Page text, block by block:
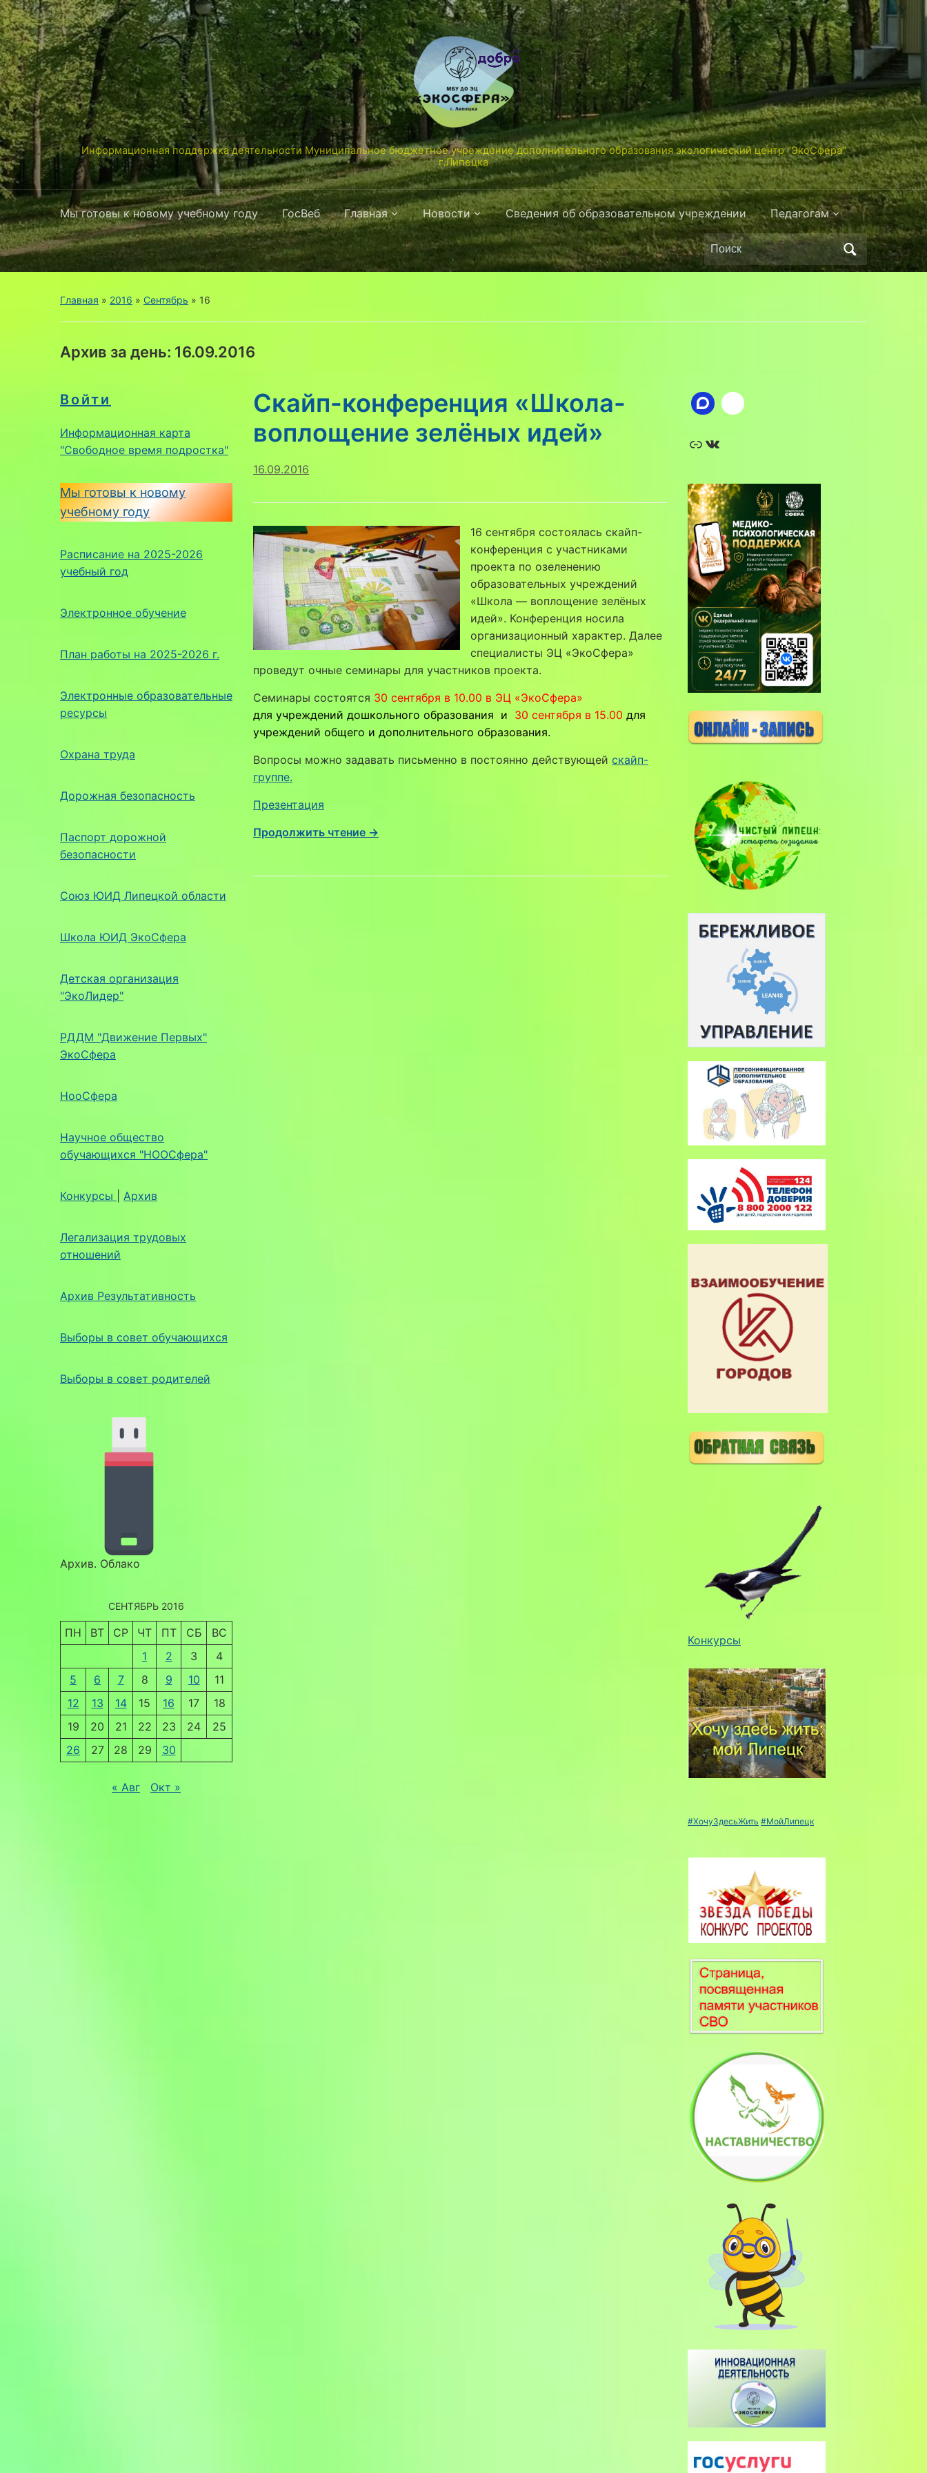
Информационная поддержка деятельности Муниципальное бюджетное учреждение дополнительного образования экологический центр "ЭкоСфера"
г.Липецка
Мы готовы к новому учебному году ГосВеб Главная Новости Сведения об образовательном учреждении Педагогам
Поиск
по:
Главная » 2016 » Сентябрь » 16
Архив за день: 16.09.2016
Войти
Информационная карта
"Свободное время подростка"
Мы готовы к новому
учебному году
Расписание на 2025-2026
учебный год
Электронное обучение
План работы на 2025-2026 г.
Электронные образовательные
ресурсы
Охрана труда
Дорожная безопасность
Паспорт дорожной
безопасности
Союз ЮИД Липецкой области
Школа ЮИД ЭкоСфера
Детская организация
"ЭкоЛидер"
РДДМ "Движение Первых"
ЭкоСфера
НооСфера
Научное общество
обучающихся "НООСфера"
Конкурсы Архив
Легализация трудовых
отношений
Архив Результативность
Выборы в совет обучающихся
Выборы в совет родителей
Архив. Облако
СЕНТЯБРЬ 2016
ПН ВТ СР ЧТ ПТ СБ
ВС
1
2 3
4
5
6 7 8 9 10
11
12
13 14 15 16 17
18
19
20 21 22 23 24
25
26
27 28 29 30
« Авг Окт »
Скайп-конференция «Школа-
воплощение зелёных идей»
16.09.2016
16 сентября состоялась скайп-
конференция с участниками
проекта по озеленению
образовательных учреждений
«Школа — воплощение зелёных
идей». Конференция носила
организационный характер. Далее
специалисты ЭЦ «ЭкоСфера»
проведут очные семинары для участников проекта.
Семинары состоятся 30 сентября в 10.00 в ЭЦ «ЭкоСфера»
для учреждений дошкольного образования и 30 сентября в 15.00 для
учреждений общего и дополнительного образования.
Вопросы можно задавать письменно в постоянно действующей скайп-
группе.
Презентация
Продолжить чтение →
Ссылка
Конкурсы
#ХочуЗдесьЖить #МойЛипецк